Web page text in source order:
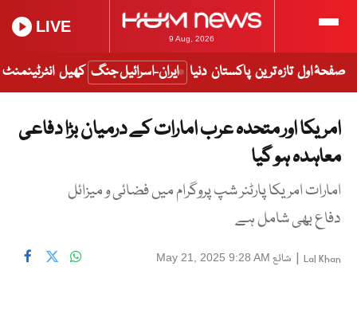
9 Aug, 2026
LIVE
صفحۂ اول تازہ ترین پاکستان دنیا ایران-اسرائیل جنگ کھیل انٹرٹینمنٹ
امریکا اور متحدہ عرب امارات کے درمیان بڑا دفاعی
معاہدہ ہو گیا
امارات امریکا پارٹنر شپ پروگرام میں فضائی و میزائل
دفاع بھی شامل ہے
Lal Khan
| شائع May 21, 2025 9:28 AM